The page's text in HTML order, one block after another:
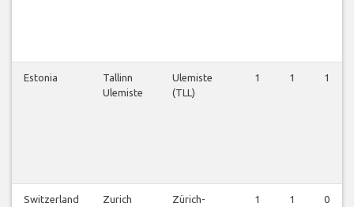
Estonia
Tallinn
Ulemiste
Ulemiste
(TLL)
1 1 1
Switzerland Zurich
Zürich-
1 1 0